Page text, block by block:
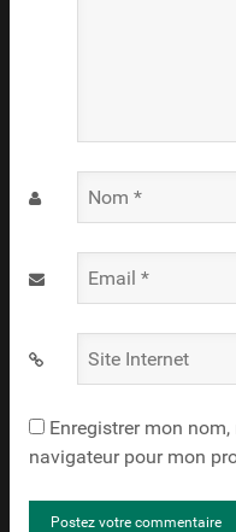
Nom
Email
Site
Internet
Enregistrer mon
navigateur pour mon